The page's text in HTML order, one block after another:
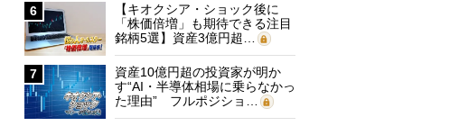
6
【キオクシア・ショック後に
「株価倍増」も期待できる注目
銘柄5選】資産3億円超…
7
資産10億円超の投資家が明か
す“AI・半導体相場に乗らなかっ
た理由” フルポジショ…